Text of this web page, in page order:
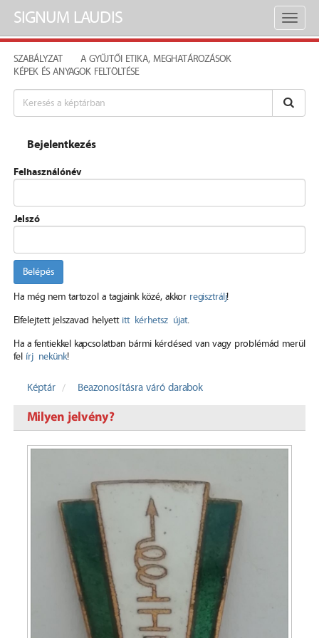
Toggle
SIGNUM LAUDIS
SZABÁLYZAT
A GYŰJTŐI ETIKA, MEGHATÁROZÁSOK
KÉPEK ÉS ANYAGOK FELTÖLTÉSE
Bejelentkezés
Felhasználónév
Jelszó
Belépés
Ha még nem tartozol a tagjaink közé, akkor regisztrálj!
Elfelejtett jelszavad helyett itt kérhetsz újat.
Ha a fentiekkel kapcsolatban bármi kérdésed van vagy problémád merül
fel írj nekünk!
Képtár Beazonosításra váró darabok
Milyen jelvény?